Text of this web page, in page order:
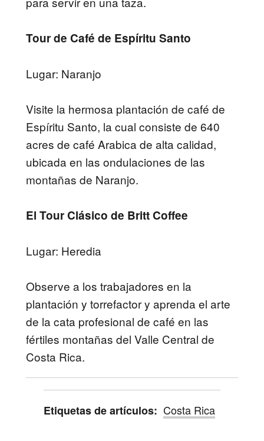
Tour de Café de Espíritu Santo
Lugar: Naranjo
Visite la hermosa plantación de café de
Espíritu Santo, la cual consiste de 640
acres de café Arabica de alta calidad,
ubicada en las ondulaciones de las
montañas de Naranjo.
El Tour Clásico de Britt Coffee
Lugar: Heredia
Observe a los trabajadores en la
plantación y torrefactor y aprenda el arte
de la cata profesional de café en las
fértiles montañas del Valle Central de
Costa Rica.
Etiquetas de artículos: Costa Rica